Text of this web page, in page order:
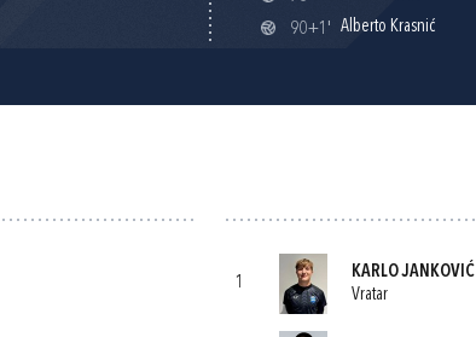
90+1'
Alberto Krasnić
1
KARLO JANKOVIĆ
Vratar